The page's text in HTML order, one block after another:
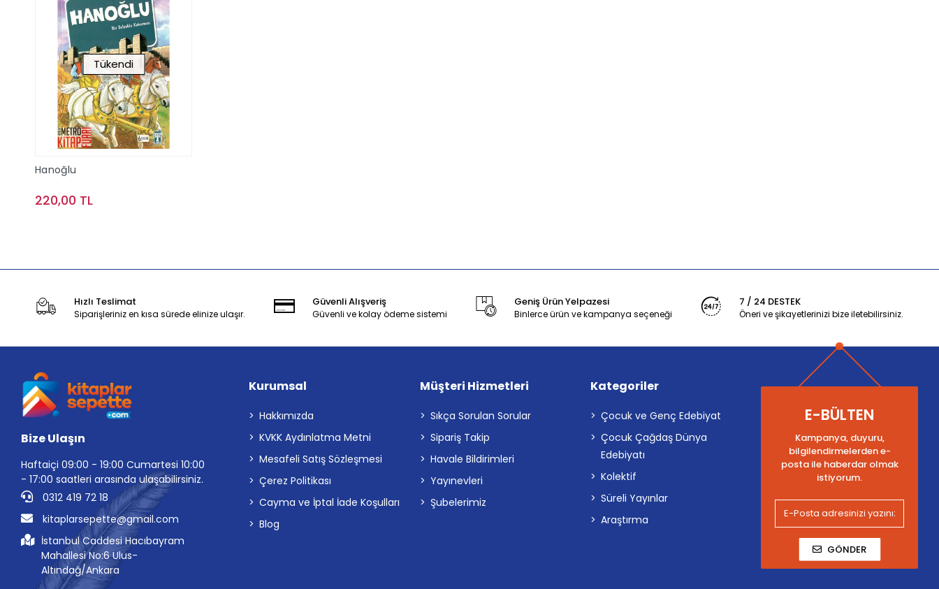
Tükendi
Hanoğlu
220,00 TL
Hızlı Teslimat
Siparişleriniz en kısa sürede elinize ulaşır.
Güvenli Alışveriş
Güvenli ve kolay ödeme sistemi
Geniş Ürün Yelpazesi
Binlerce ürün ve kampanya seçeneği
7 / 24 DESTEK
Öneri ve şikayetlerinizi bize iletebilirsiniz.
Bize Ulaşın
Haftaiçi 09:00 - 19:00 Cumartesi 10:00
- 17:00 saatleri arasında ulaşabilirsiniz.
0312 419 72 18
kitaplarsepette@gmail.com
İstanbul Caddesi Hacıbayram
Mahallesi No:6 Ulus-
Altındağ/Ankara
Kurumsal
Hakkımızda
KVKK Aydınlatma Metni
Mesafeli Satış Sözleşmesi
Çerez Politikası
Cayma ve İptal İade Koşulları
Blog
Müşteri Hizmetleri
Sıkça Sorulan Sorular
Sipariş Takip
Havale Bildirimleri
Yayınevleri
Şubelerimiz
Kategoriler
Çocuk ve Genç Edebiyat
Çocuk Çağdaş Dünya
Edebiyatı
Kolektif
Süreli Yayınlar
Araştırma
E-BÜLTEN
Kampanya, duyuru,
bilgilendirmelerden e-
posta ile haberdar olmak
istiyorum.
GÖNDER